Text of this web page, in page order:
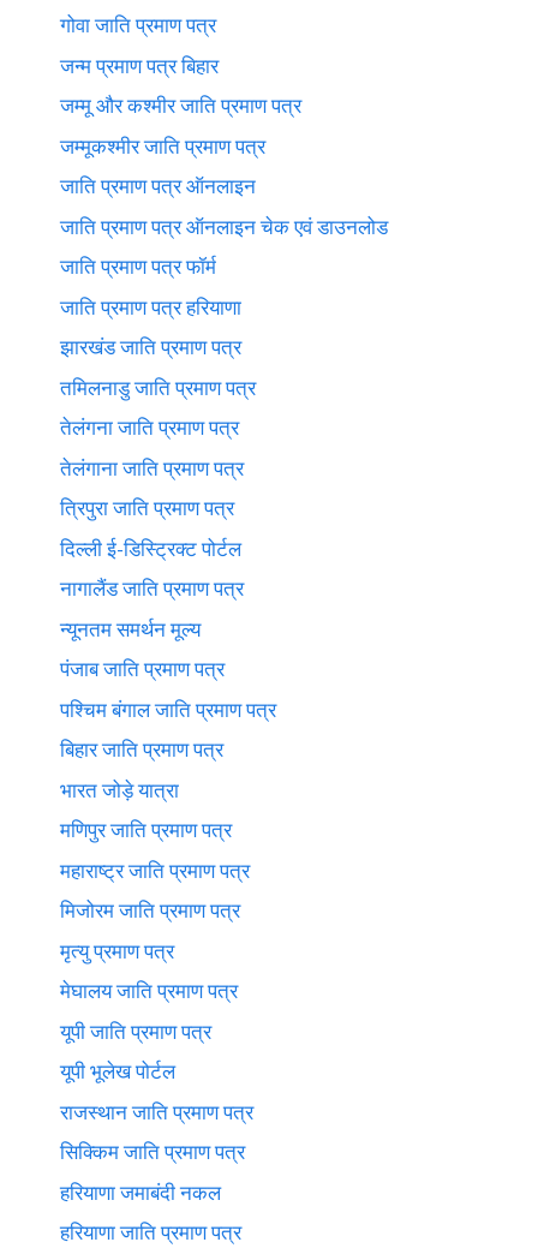
गोवा जाति प्रमाण पत्र
जन्म प्रमाण पत्र बिहार
जम्मू और कश्मीर जाति प्रमाण पत्र
जम्मूकश्मीर जाति प्रमाण पत्र
जाति प्रमाण पत्र ऑनलाइन
जाति प्रमाण पत्र ऑनलाइन चेक एवं डाउनलोड
जाति प्रमाण पत्र फॉर्म
जाति प्रमाण पत्र हरियाणा
झारखंड जाति प्रमाण पत्र
तमिलनाडु जाति प्रमाण पत्र
तेलंगना जाति प्रमाण पत्र
तेलंगाना जाति प्रमाण पत्र
त्रिपुरा जाति प्रमाण पत्र
दिल्ली ई-डिस्ट्रिक्ट पोर्टल
नागालैंड जाति प्रमाण पत्र
न्यूनतम समर्थन मूल्य
पंजाब जाति प्रमाण पत्र
पश्चिम बंगाल जाति प्रमाण पत्र
बिहार जाति प्रमाण पत्र
भारत जोड़े यात्रा
मणिपुर जाति प्रमाण पत्र
महाराष्ट्र जाति प्रमाण पत्र
मिजोरम जाति प्रमाण पत्र
मृत्यु प्रमाण पत्र
मेघालय जाति प्रमाण पत्र
यूपी जाति प्रमाण पत्र
यूपी भूलेख पोर्टल
राजस्थान जाति प्रमाण पत्र
सिक्किम जाति प्रमाण पत्र
हरियाणा जमाबंदी नकल
हरियाणा जाति प्रमाण पत्र